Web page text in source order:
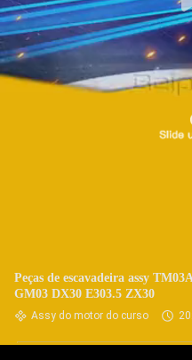
Peças de escavadeira assy
GM03 DX30 E303.5 ZX30
Assy do motor do curso